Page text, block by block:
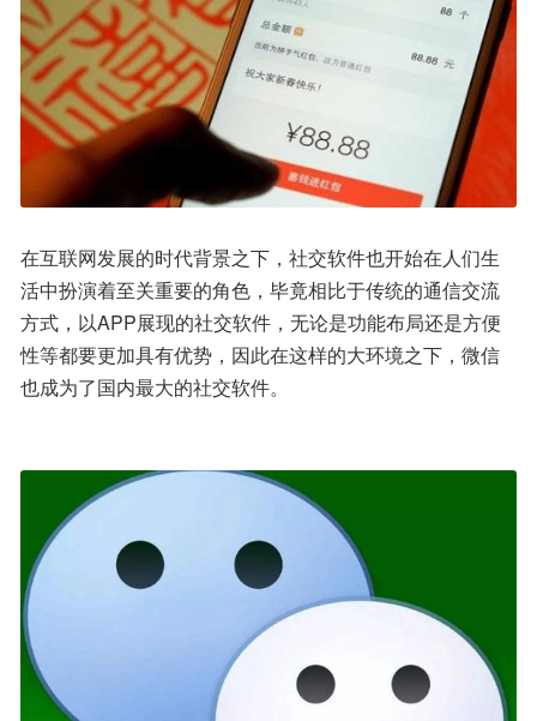
在互联网发展的时代背景之下，社交软件也开始在人们生
活中扮演着至关重要的角色，毕竟相比于传统的通信交流
方式，以APP展现的社交软件，无论是功能布局还是方便
性等都要更加具有优势，因此在这样的大环境之下，微信
也成为了国内最大的社交软件。